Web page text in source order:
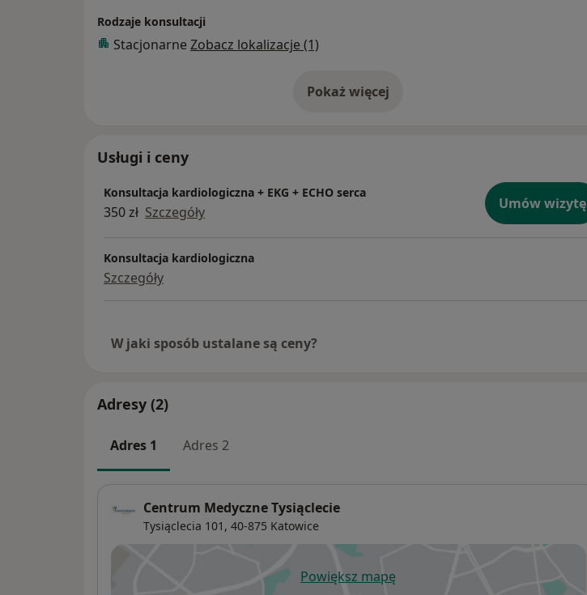
Rodzaje konsultacji
Stacjonarne Zobacz lokalizacje (1)
Pokaż więcejo doświadczeniu
Usługi i ceny
Konsultacja kardiologiczna + EKG + ECHO serca
350 zł Szczegóły Umów wizytę
Konsultacja kardiologiczna
Szczegóły
W jaki sposób ustalane są ceny?
Adresy (2)
Adres 1 Adres 2
Centrum Medyczne Tysiąclecie
Tysiąclecia 101, 40-875 Katowice
Powiększ mapęotwiera się w nowej karcie